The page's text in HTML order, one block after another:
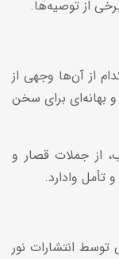
از توصیه‌ها.
هر کدام از آن‌ها وجهی از
بهانه‌ای برای سخن
از جملات قصار و
تأمل وادارد.
توسط انتشارات نور